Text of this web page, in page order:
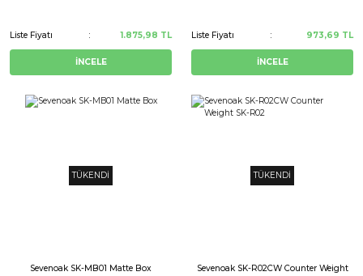
Liste Fiyatı 1.875,98 TL
İNCELE
Liste Fiyatı 973,69 TL
İNCELE
TÜKENDİ
Sevenoak SK-MB01 Matte Box
TÜKENDİ
Sevenoak SK-R02CW Counter Weight